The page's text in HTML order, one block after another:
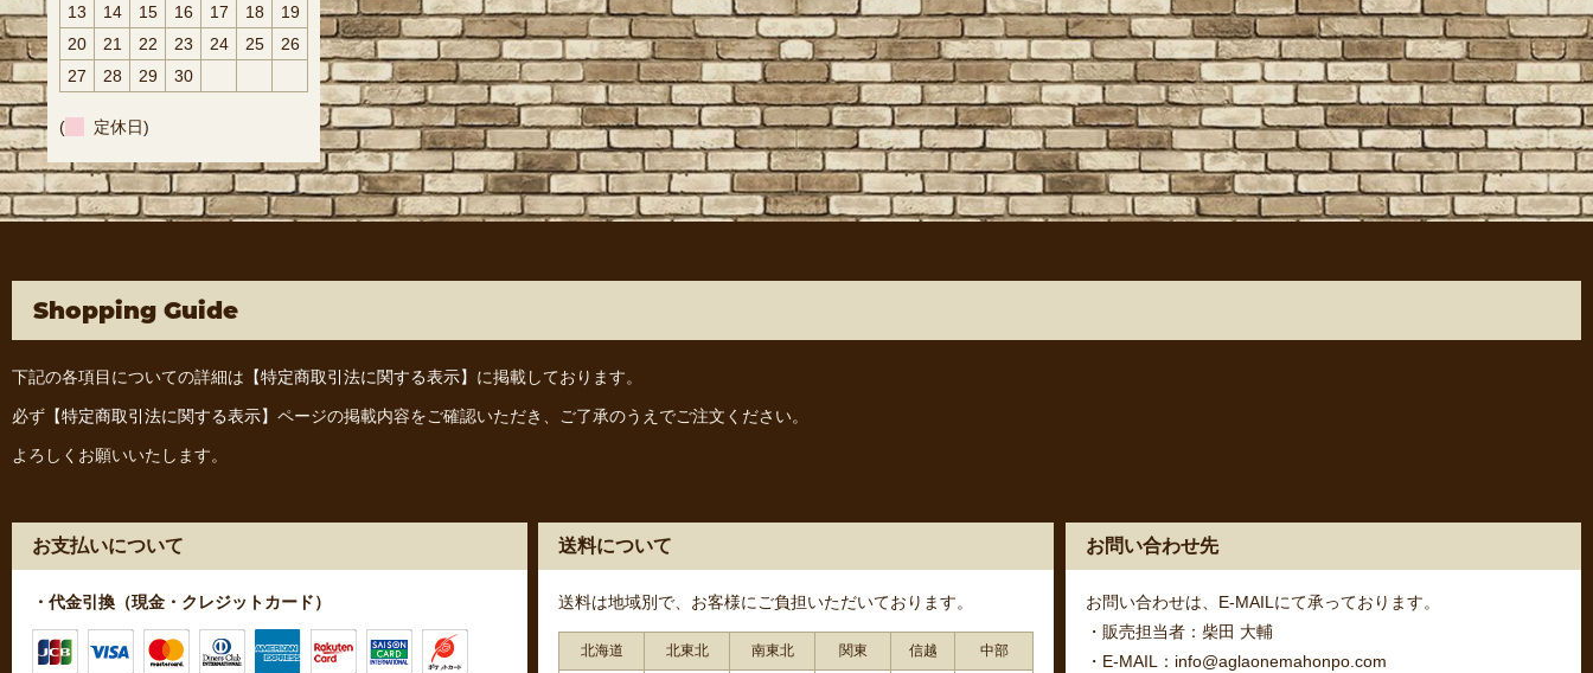
13
14 15 16 17 18
19
20
21 22 23 24 25
26
27
28 29 30
( 定休日)
Shopping Guide
下記の各項目についての詳細は 【特定商取引法に関する表示】 に掲載しております。
必ず 【特定商取引法に関する表示】 ページの掲載内容をご確認いただき、ご了承のうえでご注文ください。
よろしくお願いいたします。
お支払いについて
・代金引換（現金・クレジットカード）
送料について
送料は地域別で、お客様にご負担いただいております。
北海道 北東北 南東北 関東 信越 中部
お問い合わせ先
お問い合わせは、E-MAILにて承っております。
・販売担当者：柴田 大輔
・E-MAIL：info@aglaonemahonpo.com